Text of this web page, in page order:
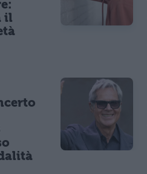
il